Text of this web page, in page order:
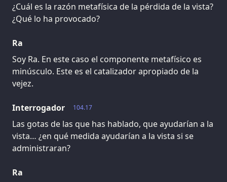
¿Cuál es la razón metafísica de la pérdida de la vista?
¿Qué lo ha provocado?
Ra
Soy Ra. En este caso el componente metafísico es
minúsculo. Este es el catalizador apropiado de la
vejez.
104.17
Interrogador
Las gotas de las que has hablado, que ayudarían a la
vista… ¿en qué medida ayudarían a la vista si se
administraran?
Ra